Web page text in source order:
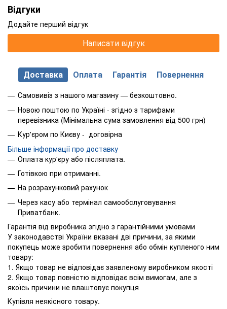
Відгуки
Додайте перший відгук
Написати відгук
Доставка Оплата Гарантія Повернення
Самовивіз з нашого магазину — безкоштовно.
Новою поштою по Україні - згідно з тарифами
перевізника (Мінімальна сума замовлення від 500 грн)
Кур'єром по Києву - договірна
Більше інформації про доставку
Оплата кур'єру або післяплата.
Готівкою при отриманні.
На розрахунковий рахунок
Через касу або термінал самообслуговування
Приватбанк.
Гарантія від виробника згідно з гарантійними умовами
У законодавстві України вказані дві причини, за якими
покупець може зробити повернення або обмін купленого ним
товару:
1. Якщо товар не відповідає заявленому виробником якості
2. Якщо товар повністю відповідає всім вимогам, але з
якоїсь причини не влаштовує покупця
Купівля неякісного товару.